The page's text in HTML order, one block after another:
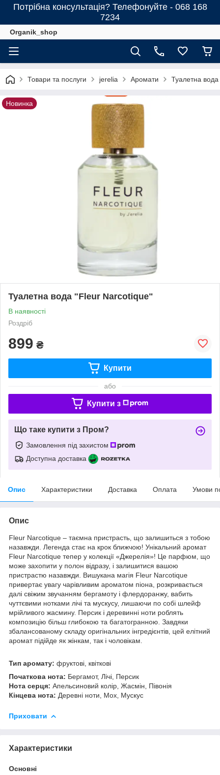
Потрібна консультація? Телефонуйте - 068 168
7234
Organik_shop
Товари та послуги jerelia Аромати Туалетна
Новинка
Туалетна вода "Fleur Narcotique"
В наявності
Роздріб
899 ₴
Купити
або
Купити з
Що таке купити з Пром?
Замовлення під захистом
Доступна доставка
Опис Характеристики Доставка Оплата Умови
Опис
Fleur Narcotique – таємна пристрасть, що залишиться з тобою
назавжди. Легенда стає на крок ближчою! Унікальний аромат
Fleur Narcotique тепер у колекції «Джерелія»! Це парфюм, що
може захопити у полон відразу, і залишитися вашою
пристрастю назавжди. Вишукана магія Fleur Narcotique
привертає увагу чарівливим ароматом піона, розкривається
далі свіжим звучанням бергамоту і флердоранжу, вабить
чуттєвими нотками лічі та мускусу, лишаючи по собі шлейф
мрійливого жасмину. Персик і деревинні ноти роблять
композицію більш глибокою та багатогранною. Завдяки
збалансованому складу оригінальних інгредієнтів, цей елітний
аромат підійде як жінкам, так і чоловікам.
Тип аромату: фруктові, квіткові
Початкова нота: Бергамот, Лічі, Персик
Нота серця: Апельсиновий колір, Жасмін, Півонія
Кінцева нота: Деревні ноти, Мох, Мускус
Приховати
Характеристики
Основні